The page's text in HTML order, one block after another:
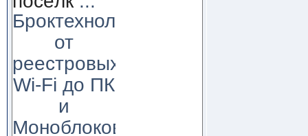
Броктехнолоджи:
от
реестровых
Wi-Fi до ПК
и
Моноблоков!